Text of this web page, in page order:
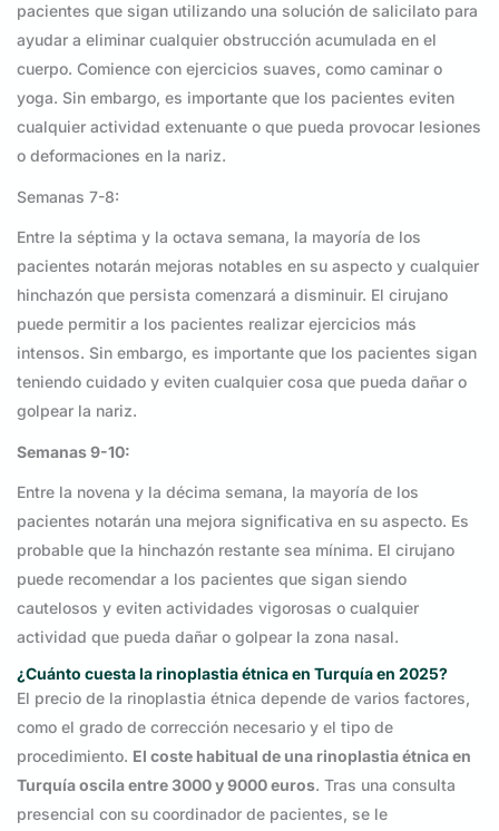
pacientes que sigan utilizando una solución de salicilato para
ayudar a eliminar cualquier obstrucción acumulada en el
cuerpo. Comience con ejercicios suaves, como caminar o
yoga. Sin embargo, es importante que los pacientes eviten
cualquier actividad extenuante o que pueda provocar lesiones
o deformaciones en la nariz.
Semanas 7-8:
Entre la séptima y la octava semana, la mayoría de los
pacientes notarán mejoras notables en su aspecto y cualquier
hinchazón que persista comenzará a disminuir. El cirujano
puede permitir a los pacientes realizar ejercicios más
intensos. Sin embargo, es importante que los pacientes sigan
teniendo cuidado y eviten cualquier cosa que pueda dañar o
golpear la nariz.
Semanas 9-10:
Entre la novena y la décima semana, la mayoría de los
pacientes notarán una mejora significativa en su aspecto. Es
probable que la hinchazón restante sea mínima. El cirujano
puede recomendar a los pacientes que sigan siendo
cautelosos y eviten actividades vigorosas o cualquier
actividad que pueda dañar o golpear la zona nasal.
¿Cuánto cuesta la rinoplastia étnica en Turquía en 2025?
El precio de la rinoplastia étnica depende de varios factores,
como el grado de corrección necesario y el tipo de
procedimiento. El coste habitual de una rinoplastia étnica en
Turquía oscila entre 3000 y 9000 euros. Tras una consulta
presencial con su coordinador de pacientes, se le